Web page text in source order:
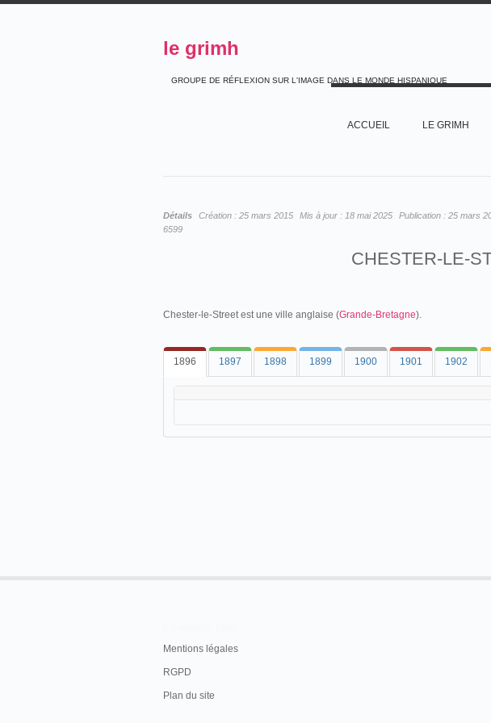
le grimh
GROUPE DE RÉFLEXION SUR L'IMAGE DANS LE MONDE HISPANIQUE
ACCUEIL LE GRIMH
Détails Création : 25 mars 2015 Mis à jour : 18 mai 2025 Publication : 25 mars
6599
CHESTER-LE-
Chester-le-Street est une ville anglaise (Grande-Bretagne).
1896 1897 1898 1899 1900 1901 1902
Mentions légales
RGPD
Plan du site